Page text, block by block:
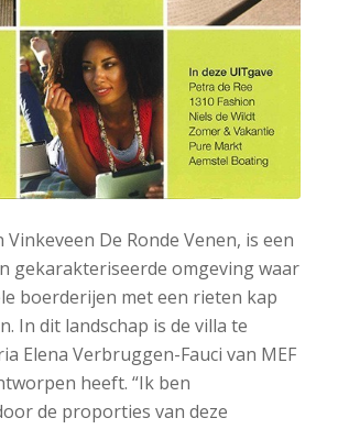
De Ronde Venen, is een
gekarakteriseerde omgeving waar
boerderijen met een rieten kap
In dit landschap is de villa te
Elena Verbruggen-Fauci van MEF
heeft. “Ik ben
de proporties van deze